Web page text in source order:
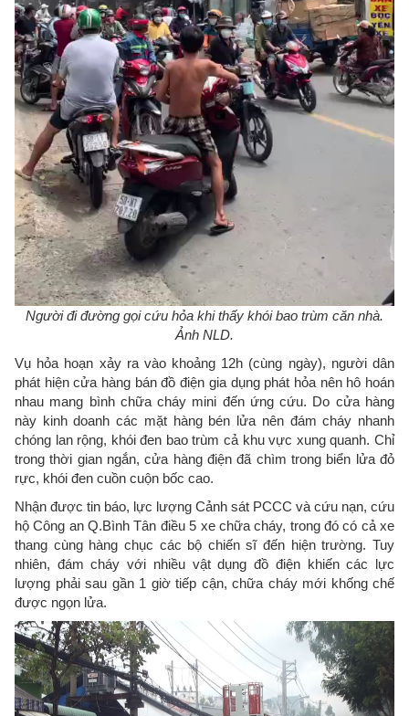
Người đi đường gọi cứu hỏa khi thấy khói bao trùm căn nhà.
Ảnh NLD.
Vụ hỏa hoạn xảy ra vào khoảng 12h (cùng ngày), người dân
phát hiện cửa hàng bán đồ điện gia dụng phát hỏa nên hô hoán
nhau mang bình chữa cháy mini đến ứng cứu. Do cửa hàng
này kinh doanh các mặt hàng bén lửa nên đám cháy nhanh
chóng lan rộng, khói đen bao trùm cả khu vực xung quanh. Chỉ
trong thời gian ngắn, cửa hàng điện đã chìm trong biển lửa đỏ
rực, khói đen cuồn cuộn bốc cao.
Nhận được tin báo, lực lượng Cảnh sát PCCC và cứu nạn, cứu
hộ Công an Q.Bình Tân điều 5 xe chữa cháy, trong đó có cả xe
thang cùng hàng chục các bộ chiến sĩ đến hiện trường. Tuy
nhiên, đám cháy với nhiều vật dụng đồ điện khiến các lực
lượng phải sau gần 1 giờ tiếp cận, chữa cháy mới khống chế
được ngọn lửa.